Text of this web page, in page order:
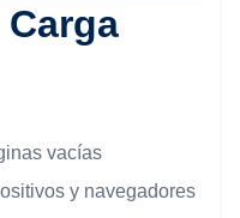
Carga
vacías
y navegadores